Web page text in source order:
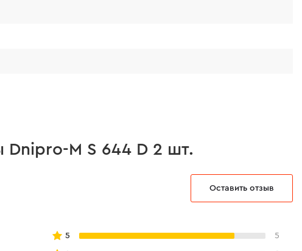
M S 644 D 2 шт.
Оставить отзыв
5 5